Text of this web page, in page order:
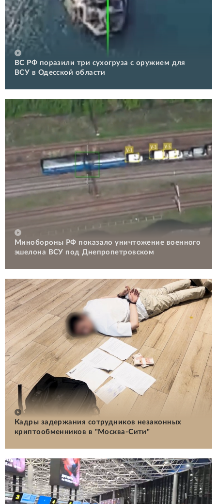
ВС РФ поразили три сухогруза с оружием для
ВСУ в Одесской области
Минобороны РФ показало уничтожение военного
эшелона ВСУ под Днепропетровском
Кадры задержания сотрудников незаконных
криптообменников в "Москва-Сити"